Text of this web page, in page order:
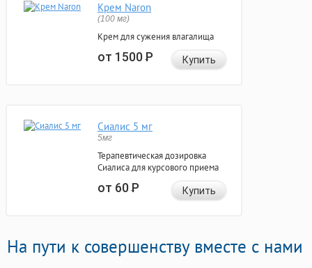
Крем Naron
(100 мг)
Крем для сужения влагалища
от 1500Р Купить
Сиалис 5 мг
5мг
Терапевтическая дозировка
Сиалиса для курсового приема
от 60Р Купить
На пути к совершенству вместе с нами